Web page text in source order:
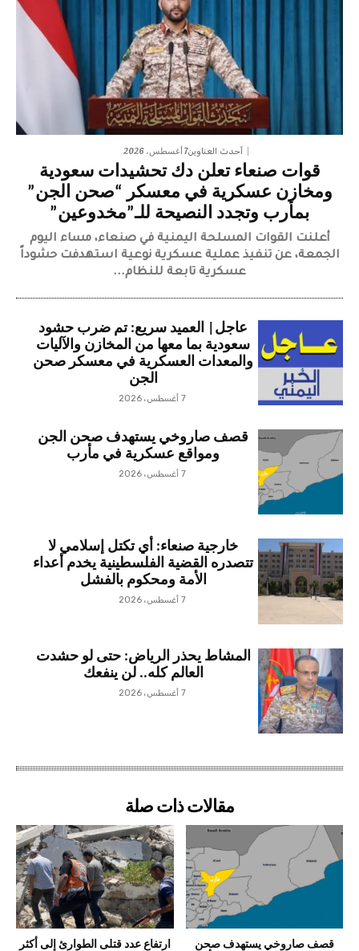
أحدث العناوين7 أغسطس، 2026
قوات صنعاء تعلن دك تحشيدات سعودية
ومخازن عسكرية في معسكر “صحن الجن”
بمأرب وتجدد النصيحة للـ”مخدوعين”
أعلنت القوات المسلحة اليمنية في صنعاء، مساء اليوم
الجمعة، عن تنفيذ عملية عسكرية نوعية استهدفت حشوداً
عسكرية تابعة للنظام...
عاجل| العميد سريع: تم ضرب حشود
سعودية بما معها من المخازن والآليات
والمعدات العسكرية في معسكر صحن
الجن
7 أغسطس، 2026
قصف صاروخي يستهدف صحن الجن
ومواقع عسكرية في مأرب
7 أغسطس، 2026
خارجية صنعاء: أي تكتل إسلامي لا
تتصدره القضية الفلسطينية يخدم أعداء
الأمة ومحكوم بالفشل
7 أغسطس، 2026
المشاط يحذر الرياض: حتى لو حشدت
العالم كله.. لن ينفعك
7 أغسطس، 2026
مقالات ذات صلة
قصف صاروخي يستهدف صحن
ارتفاع عدد قتلى الطوارئ إلى أكثر